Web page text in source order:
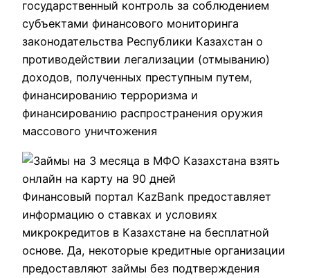
государственный контроль за соблюдением
субъектами финансового мониторинга
законодательства Республики Казахстан о
противодействии легализации (отмыванию)
доходов, полученных преступным путем,
финансированию терроризма и
финансированию распространения оружия
массового уничтожения
Финансовый портал KazBank предоставляет
информацию о ставках и условиях
микрокредитов в Казахстане на бесплатной
основе. Да, некоторые кредитные организации
предоставляют займы без подтверждения